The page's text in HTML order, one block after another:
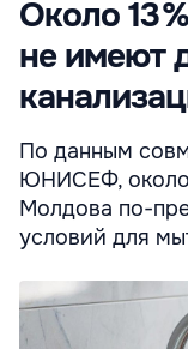
Около 13
не имеют
По данным
ЮНИСЕФ, около
Молдова по-
условий для